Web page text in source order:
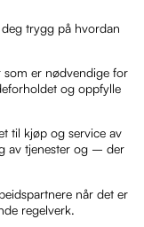
trygg på hvordan
er nødvendige for
og oppfylle
til kjøp og service av
av tjenester og – der
når det er
regelverk.